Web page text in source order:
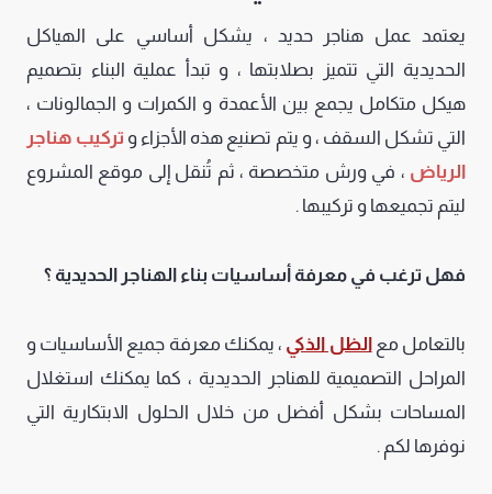
يعتمد عمل هناجر حديد ، يشكل أساسي على الهياكل
الحديدية التي تتميز بصلابتها ، و تبدأ عملية البناء بتصميم
هيكل متكامل يجمع بين الأعمدة و الكمرات و الجمالونات ،
التي تشكل السقف ، و يتم تصنيع هذه الأجزاء و تركيب هناجر
الرياض ، في ورش متخصصة ، ثم تُنقل إلى موقع المشروع
ليتم تجميعها و تركيبها .
فهل ترغب في معرفة أساسيات بناء الهناجر الحديدية ؟
بالتعامل معالظل الذكي ، يمكنك معرفة جميع الأساسيات و
المراحل التصميمية للهناجر الحديدية ، كما يمكنك استغلال
المساحات بشكل أفضل من خلال الحلول الابتكارية التي
نوفرها لكم .